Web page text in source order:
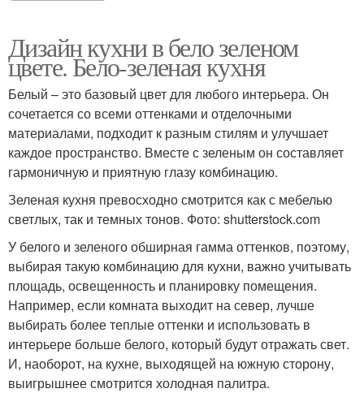
Дизайн кухни в бело зеленом
цвете. Бело-зеленая кухня
Белый – это базовый цвет для любого интерьера. Он
сочетается со всеми оттенками и отделочными
материалами, подходит к разным стилям и улучшает
каждое пространство. Вместе с зеленым он составляет
гармоничную и приятную глазу комбинацию.
Зеленая кухня превосходно смотрится как с мебелью
светлых, так и темных тонов. Фото: shutterstock.com
У белого и зеленого обширная гамма оттенков, поэтому,
выбирая такую комбинацию для кухни, важно учитывать
площадь, освещенность и планировку помещения.
Например, если комната выходит на север, лучше
выбирать более теплые оттенки и использовать в
интерьере больше белого, который будут отражать свет.
И, наоборот, на кухне, выходящей на южную сторону,
выигрышнее смотрится холодная палитра.